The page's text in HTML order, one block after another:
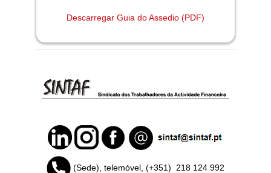
Descarregar Guia do Assedio (PDF)
(Sede), telemóvel, (+351) 218 124 992